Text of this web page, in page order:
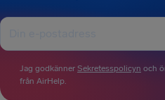
Jag godkänner Sekretesspolicyn och
från AirHelp.